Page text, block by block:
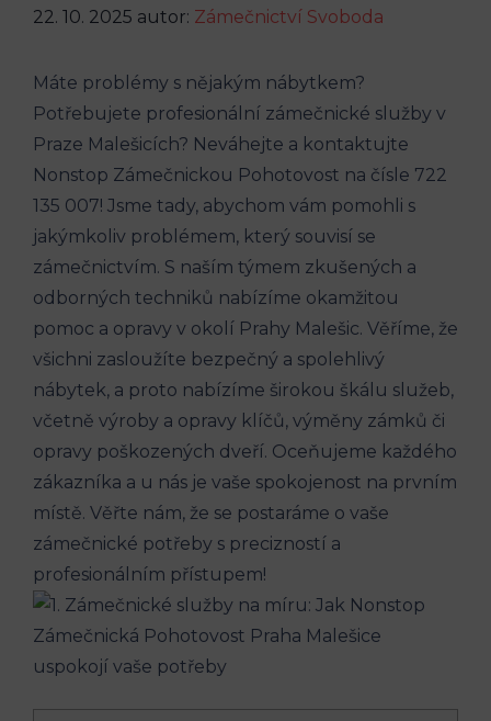
22. 10. 2025 autor: Zámečnictví Svoboda
Máte problémy s nějakým nábytkem?
Potřebujete profesionální zámečnické služby v
Praze Malešicích? Neváhejte a kontaktujte
Nonstop Zámečnickou Pohotovost na čísle 722
135 007! Jsme tady, abychom vám pomohli s
jakýmkoliv problémem, který souvisí se
zámečnictvím. S naším týmem zkušených a
odborných techniků nabízíme okamžitou
pomoc a opravy v okolí Prahy Malešic. Věříme, že
všichni zasloužíte bezpečný a spolehlivý
nábytek, a proto nabízíme širokou škálu služeb,
včetně výroby a opravy klíčů, výměny zámků či
opravy poškozených dveří. Oceňujeme každého
zákazníka a u nás je vaše spokojenost na prvním
místě. Věřte nám, že se postaráme o vaše
zámečnické potřeby s precizností a
profesionálním přístupem!